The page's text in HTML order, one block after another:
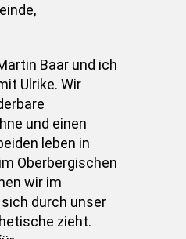
Baar und ich
Ulrike. Wir
und einen
leben in
Oberbergischen
wir im
durch unser
zieht.